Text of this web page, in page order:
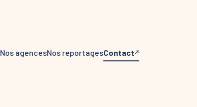
Nos agencesNos reportagesContact